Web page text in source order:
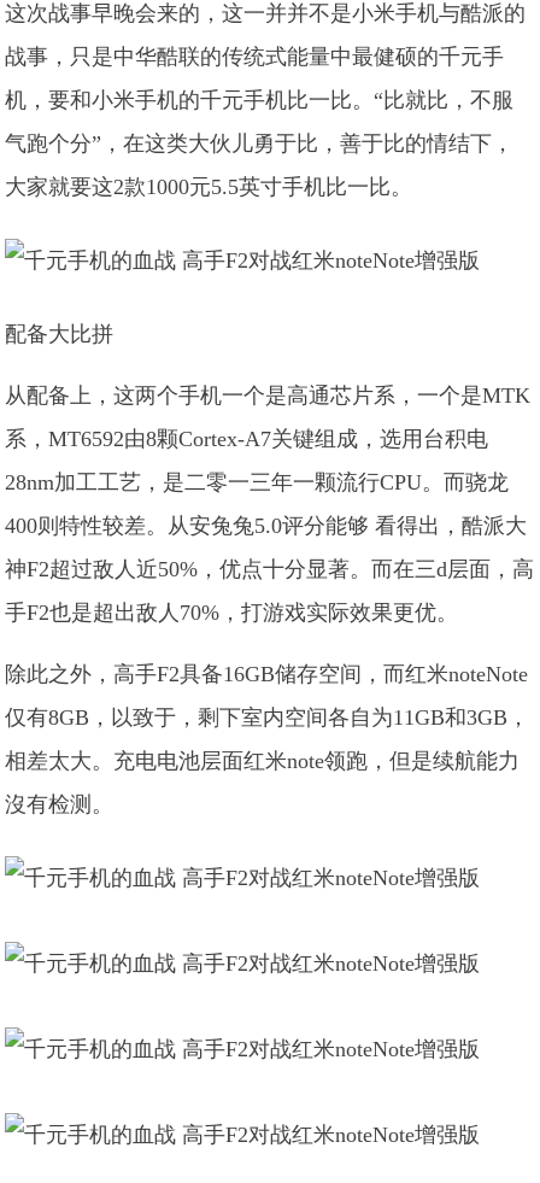
这次战事早晚会来的，这一并并不是小米手机与酷派的
战事，只是中华酷联的传统式能量中最健硕的千元手
机，要和小米手机的千元手机比一比。“比就比，不服
气跑个分”，在这类大伙儿勇于比，善于比的情结下，
大家就要这2款1000元5.5英寸手机比一比。
配备大比拼
从配备上，这两个手机一个是高通芯片系，一个是MTK
系，MT6592由8颗Cortex-A7关键组成，选用台积电
28nm加工工艺，是二零一三年一颗流行CPU。而骁龙
400则特性较差。从安兔兔5.0评分能够 看得出，酷派大
神F2超过敌人近50%，优点十分显著。而在三d层面，高
手F2也是超出敌人70%，打游戏实际效果更优。
除此之外，高手F2具备16GB储存空间，而红米noteNote
仅有8GB，以致于，剩下室内空间各自为11GB和3GB，
相差太大。充电电池层面红米note领跑，但是续航能力
沒有检测。